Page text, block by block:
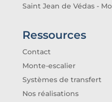
Saint Jean de Védas -
Ressources
Contact
Monte-escalier
Systèmes de transfert
Nos réalisations